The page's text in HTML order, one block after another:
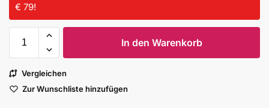
€ 79!
In den Warenkorb
Vergleichen
Zur Wunschliste hinzufügen